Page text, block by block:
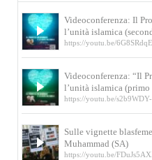
Videoconferenza: Il
l’unità islamica
https://youtu.be/
Videoconferenza: “Il
l’unità islamica
https://youtu.be/
Sulle vignette
Muhammad (SA)
https://youtu.be/